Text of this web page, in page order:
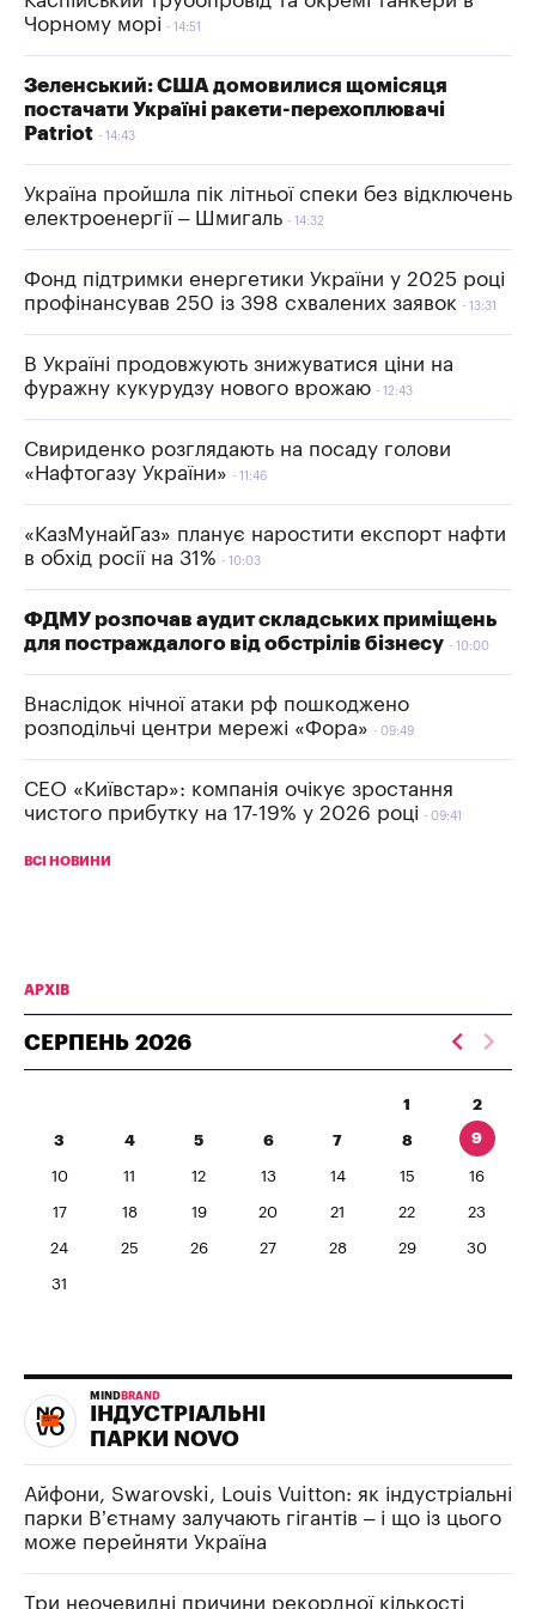
Чорному морі
14:51
Зеленський: США домовилися щомісяця
постачати Україні ракети-перехоплювачі
Patriot
14:43
Україна пройшла пік літньої спеки без відключень
електроенергії – Шмигаль
14:32
Фонд підтримки енергетики України у 2025 році
профінансував 250 із 398 схвалених заявок
13:31
В Україні продовжують знижуватися ціни на
фуражну кукурудзу нового врожаю
12:43
Свириденко розглядають на посаду голови
«Нафтогазу України»
11:46
«КазМунайГаз» планує наростити експорт нафти
в обхід росії на 31%
10:03
ФДМУ розпочав аудит складських приміщень
для постраждалого від обстрілів бізнесу
10:00
Внаслідок нічної атаки рф пошкоджено
розподільчі центри мережі «Фора»
09:49
СЕО «Київстар»: компанія очікує зростання
чистого прибутку на 17-19% у 2026 році
09:41
ВСІ НОВИНИ
АРХІВ
СЕРПЕНЬ 2026
1 2
3 4 5 6 7 8 9
10 11 12 13 14 15 16
17 18 19 20 21 22 23
24 25 26 27 28 29 30
31
MIND BRAND
ІНДУСТРІАЛЬНІ
ПАРКИ NOVO
Айфони, Swarovski, Louis Vuitton: як індустріальні
парки В’єтнаму залучають гігантів – і що із цього
може перейняти Україна
Три неочевидні причини рекордної кількості